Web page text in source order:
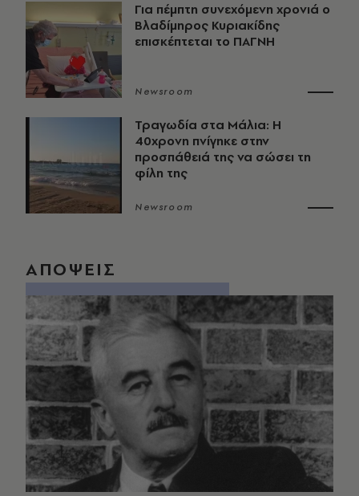
Για πέμπτη συνεχόμενη χρονιά ο
Βλαδίμηρος Κυριακίδης
επισκέπτεται το ΠΑΓΝΗ
Newsroom
Τραγωδία στα Μάλια: Η
40χρονη πνίγηκε στην
προσπάθειά της να σώσει τη
φίλη της
Newsroom
ΑΠΟΨΕΙΣ